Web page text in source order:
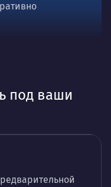
под ваши